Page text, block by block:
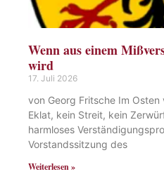
Wenn aus einem
wird
17. Juli 2026
von Georg Fritsche Im Osten
Eklat, kein Streit, kein
harmloses
Vorstandssitzung des
Weiterlesen »